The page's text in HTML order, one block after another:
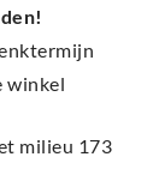
winkel
milieu 173